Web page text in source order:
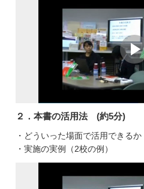
２．本書の活用法 (約5分)
・どういった場面で活用できるか
・実施の実例（2校の例）